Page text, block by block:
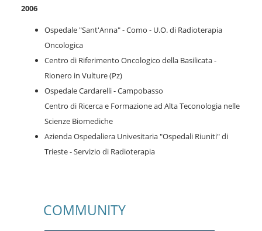
2006
Ospedale "Sant'Anna" - Como - U.O. di Radioterapia
Oncologica
Centro di Riferimento Oncologico della Basilicata -
Rionero in Vulture (Pz)
Ospedale Cardarelli - Campobasso
Centro di Ricerca e Formazione ad Alta Teconologia nelle
Scienze Biomediche
Azienda Ospedaliera Univesitaria "Ospedali Riuniti" di
Trieste - Servizio di Radioterapia
COMMUNITY